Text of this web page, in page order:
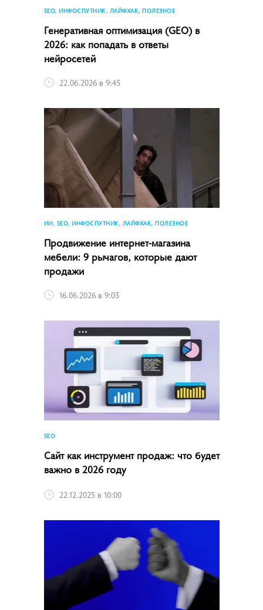
SEO, ИНФОСПУТНИК, ЛАЙФХАК, ПОЛЕЗНОЕ
Генеративная оптимизация (GEO) в
2026: как попадать в ответы
нейросетей
22.06.2026 в 9:45
ИИ, SEO, ИНФОСПУТНИК, ЛАЙФХАК, ПОЛЕЗНОЕ
Продвижение интернет-магазина
мебели: 9 рычагов, которые дают
продажи
16.06.2026 в 9:03
SEO
Сайт как инструмент продаж: что будет
важно в 2026 году
22.12.2025 в 10:00